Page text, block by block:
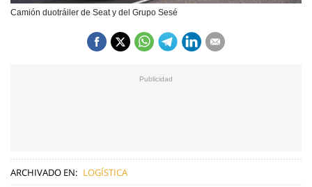
Camión duotráiler de Seat y del Grupo Sesé
ARCHIVADO EN: LOGÍSTICA